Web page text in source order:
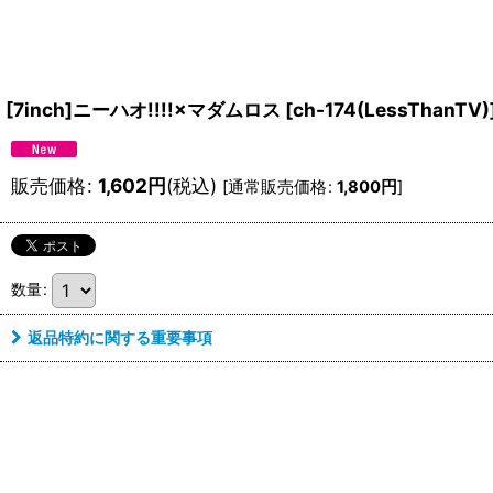
[7inch]ニーハオ!!!!×マダムロス [ch-174(LessThanTV)
販売価格: 1,602円(税込) [通常販売価格: 1,800円]
数量:
返品特約に関する重要事項